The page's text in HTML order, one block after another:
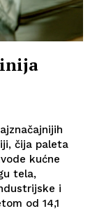
čija paleta
kućne
tela,
i
od 14,1